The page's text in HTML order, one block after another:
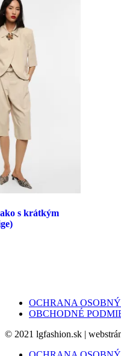
s krátkým
OCHRANA
OBCHODNÉ
© 2021 lgfashion.sk |